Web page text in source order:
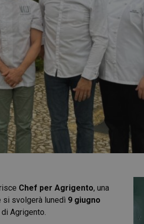
Chef per Agrigento, una
si svolgerà lunedì 9 giugno
Agrigento.